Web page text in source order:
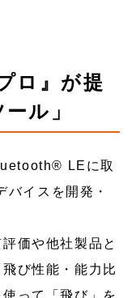
ロ』が提
ル」
LEに取
イスを開発・
価や他社製品と
び性能・能力比
って「飛び」を